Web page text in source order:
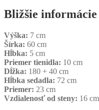
Bližšie informácie
Výška: 7 cm
Šírka: 60 cm
Hĺbka: 5 cm
Priemer tienidla: 10 cm
Dĺžka: 180 + 40 cm
Hĺbka sedadla: 72 cm
Priemer: 23 cm
Vzdialenosť od steny: 16 cm